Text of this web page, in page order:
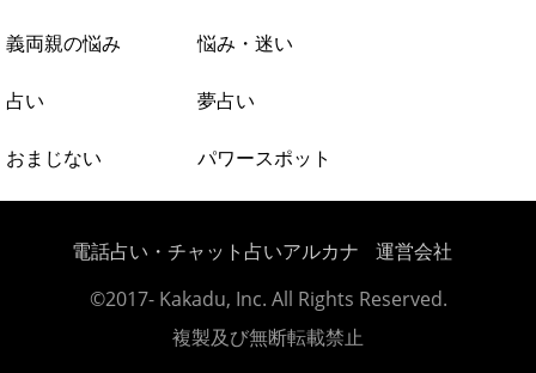
義両親の悩み 悩み・迷い
占い 夢占い
おまじない パワースポット
電話占い・チャット占いアルカナ
運営会社
©2017- Kakadu, Inc. All Rights Reserved.
複製及び無断転載禁止